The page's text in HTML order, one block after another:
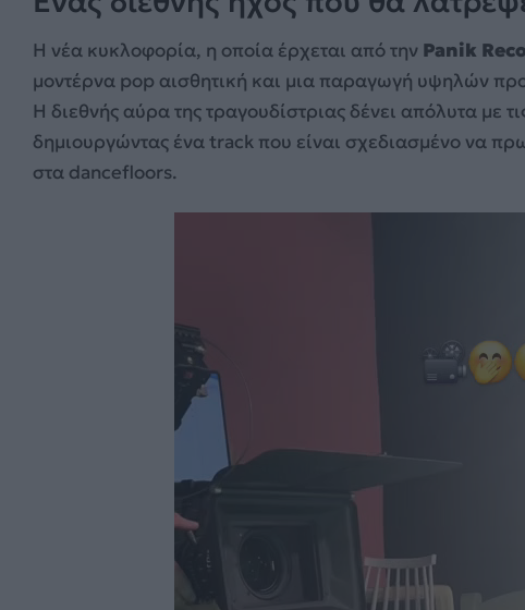
Η νέα κυκλοφορία, η οποία έρχεται από την Panik
μοντέρνα pop αισθητική και μια παραγωγή υψηλών
Η διεθνής αύρα της τραγουδίστριας δένει απόλυτα με
δημιουργώντας ένα track που είναι σχεδιασμένο να
στα dancefloors.